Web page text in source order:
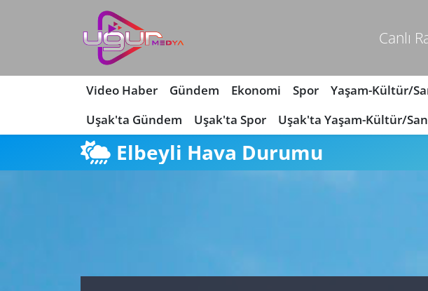
Canlı
Video Haber Gündem Ekonomi Spor Yaşam-Kültür/
Uşak'ta Gündem
Uşak'ta Spor Uşak'ta Yaşam-Kültür/
Elbeyli Hava Durumu
Nöbetçi Eczaneler
Hava Durumu
Namaz Vakitleri
Trafik Durumu